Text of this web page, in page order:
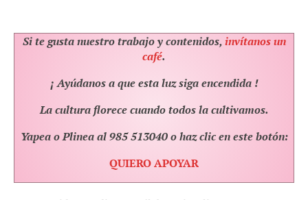
Si te gusta nuestro trabajo y contenidos,invítanos un
café.
¡ Ayúdanos a que esta luz siga encendida !
La cultura florece cuando todos la cultivamos.
Yapea o Plinea al 985 513040 o haz clic en este botón:
QUIERO APOYAR